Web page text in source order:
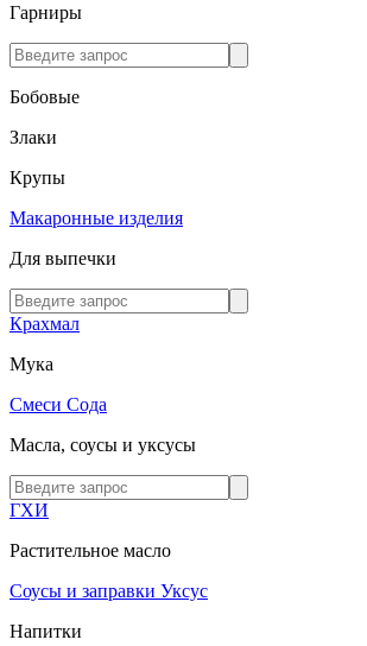
Гарниры
Бобовые
Злаки
Крупы
Макаронные изделия
Для выпечки
Крахмал
Мука
Смеси Сода
Масла, соусы и уксусы
ГХИ
Растительное масло
Соусы и заправки Уксус
Напитки